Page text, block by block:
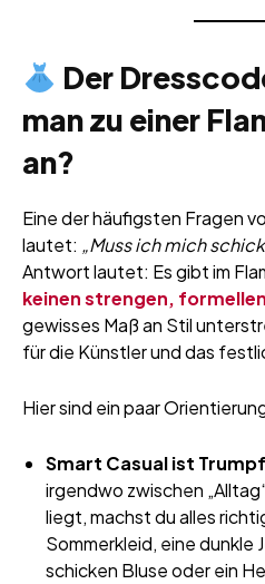
Der
man zu einer
an?
Eine der häufigsten Fragen
lautet: „Muss ich mich
Antwort lautet: Es gibt im
keinen strengen,
gewisses Maß an Stil
für die Künstler und das
Hier sind ein paar
Smart Casual ist Trumpf
irgendwo zwischen
liegt, machst du alles
Sommerkleid, eine dunkle
schicken Bluse oder ein